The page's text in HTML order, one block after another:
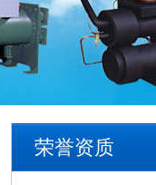
荣誉资质